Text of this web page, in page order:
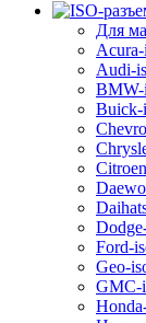
Для
Audi-
BMW-
Buick-
Ford-
Geo-
GMC-